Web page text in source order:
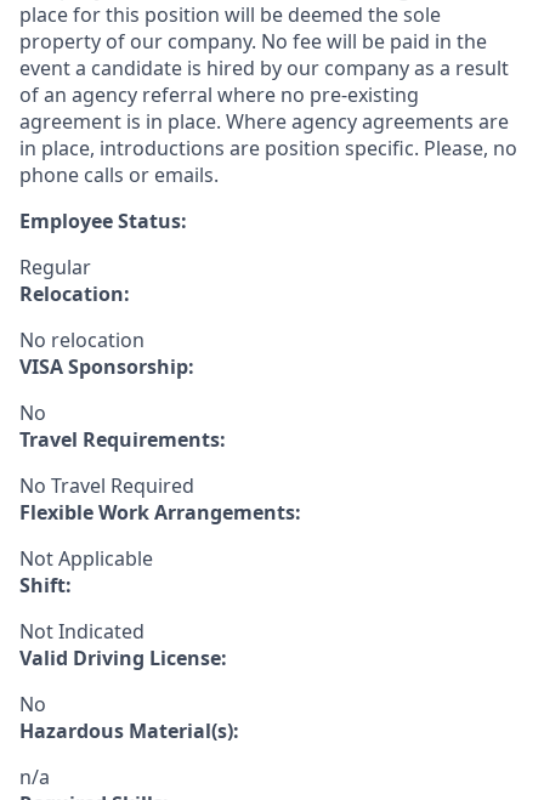
place for this position will be deemed the sole
property of our company. No fee will be paid in the
event a candidate is hired by our company as a result
of an agency referral where no pre-existing
agreement is in place. Where agency agreements are
in place, introductions are position specific. Please, no
phone calls or emails.
Employee Status:
Regular
Relocation:
No relocation
VISA Sponsorship:
No
Travel Requirements:
No Travel Required
Flexible Work Arrangements:
Not Applicable
Shift:
Not Indicated
Valid Driving License:
No
Hazardous Material(s):
n/a